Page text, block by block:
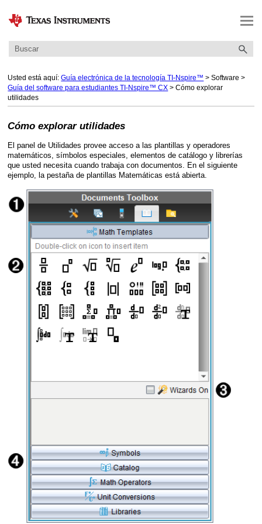
Saltar a contenido principal
Usted está aquí: Guía electrónica de la tecnología TI-Nspire™ >Software >
Guía del software para estudiantes TI-Nspire™ CX >Cómo explorar
utilidades
Cómo explorar utilidades
El panel de Utilidades provee acceso a las plantillas y operadores
matemáticos, símbolos especiales, elementos de catálogo y librerías
que usted necesita cuando trabaja con documentos. En el siguiente
ejemplo, la pestaña de plantillas Matemáticas está abierta.